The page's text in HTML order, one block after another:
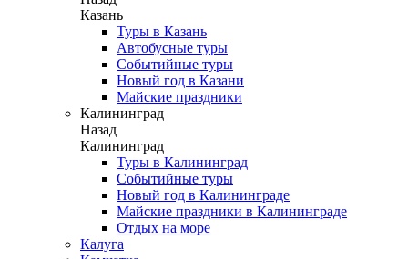
Казань
Туры в Казань
Автобусные туры
Событийные туры
Новый год в Казани
Майские праздники
Калининград
Назад
Калининград
Туры в Калининград
Событийные туры
Новый год в Калининграде
Майские праздники в Калининграде
Отдых на море
Калуга